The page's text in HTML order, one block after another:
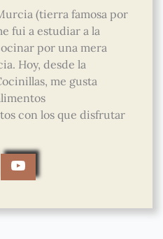
(tierra famosa por
fui a estudiar a la
por una mera
Hoy, desde la
me gusta
con los que disfrutar